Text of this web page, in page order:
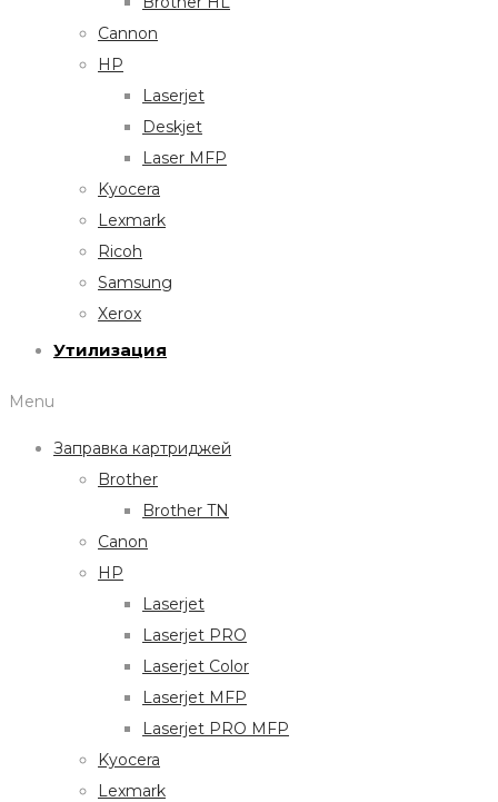
Cannon
HP
Laserjet
Deskjet
Laser MFP
Kyocera
Lexmark
Ricoh
Samsung
Xerox
Утилизация
Menu
Заправка картриджей
Brother
Brother TN
Canon
HP
Laserjet
Laserjet PRO
Laserjet Color
Laserjet MFP
Laserjet PRO MFP
Kyocera
Lexmark